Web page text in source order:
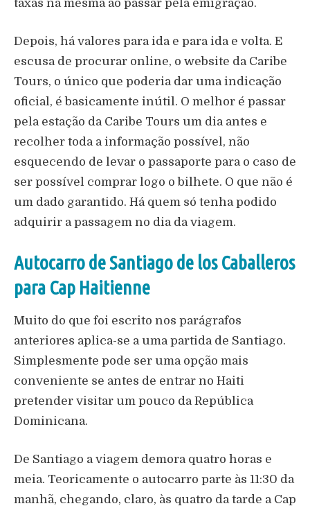
taxas na mesma ao passar pela emigração.
Depois, há valores para ida e para ida e volta. E
escusa de procurar online, o website da Caribe
Tours, o único que poderia dar uma indicação
oficial, é basicamente inútil. O melhor é passar
pela estação da Caribe Tours um dia antes e
recolher toda a informação possível, não
esquecendo de levar o passaporte para o caso de
ser possível comprar logo o bilhete. O que não é
um dado garantido. Há quem só tenha podido
adquirir a passagem no dia da viagem.
Autocarro de Santiago de los Caballeros
para Cap Haitienne
Muito do que foi escrito nos parágrafos
anteriores aplica-se a uma partida de Santiago.
Simplesmente pode ser uma opção mais
conveniente se antes de entrar no Haiti
pretender visitar um pouco da República
Dominicana.
De Santiago a viagem demora quatro horas e
meia. Teoricamente o autocarro parte às 11:30 da
manhã, chegando, claro, às quatro da tarde a Cap